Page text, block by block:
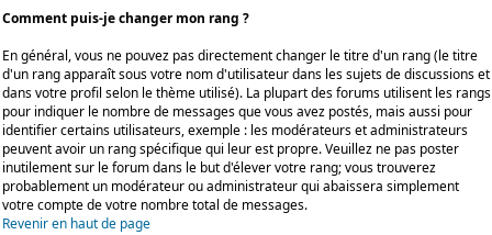
Comment puis-je changer mon rang ?
En général, vous ne pouvez pas directement changer le titre d'un rang (le titre
d'un rang apparaît sous votre nom d'utilisateur dans les sujets de discussions et
dans votre profil selon le thème utilisé). La plupart des forums utilisent les rangs
pour indiquer le nombre de messages que vous avez postés, mais aussi pour
identifier certains utilisateurs, exemple : les modérateurs et administrateurs
peuvent avoir un rang spécifique qui leur est propre. Veuillez ne pas poster
inutilement sur le forum dans le but d'élever votre rang; vous trouverez
probablement un modérateur ou administrateur qui abaissera simplement
votre compte de votre nombre total de messages.
Revenir en haut de page